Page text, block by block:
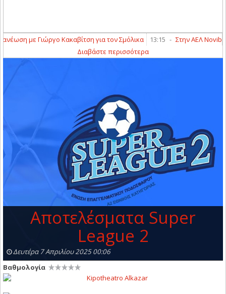
με Γιώργο Κακαβίτση για τον Σμόλικα 13:15 - Στην ΑΕΛ Novibet ο
Διαβάστε περισσότερα
Αποτελέσματα Super
League 2
Δευτέρα 7 Απριλίου 2025 00:06
Βαθμολογία